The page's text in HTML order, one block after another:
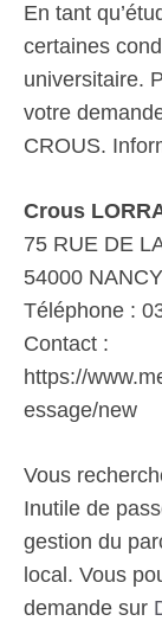
En tant
certaines
universitaire.
votre
CROUS.
Crous
75 RUE DE
54000 NANCY
Téléphone :
Contact :
https://
essage/new
Vous
Inutile de
gestion du
local. Vous
demande sur